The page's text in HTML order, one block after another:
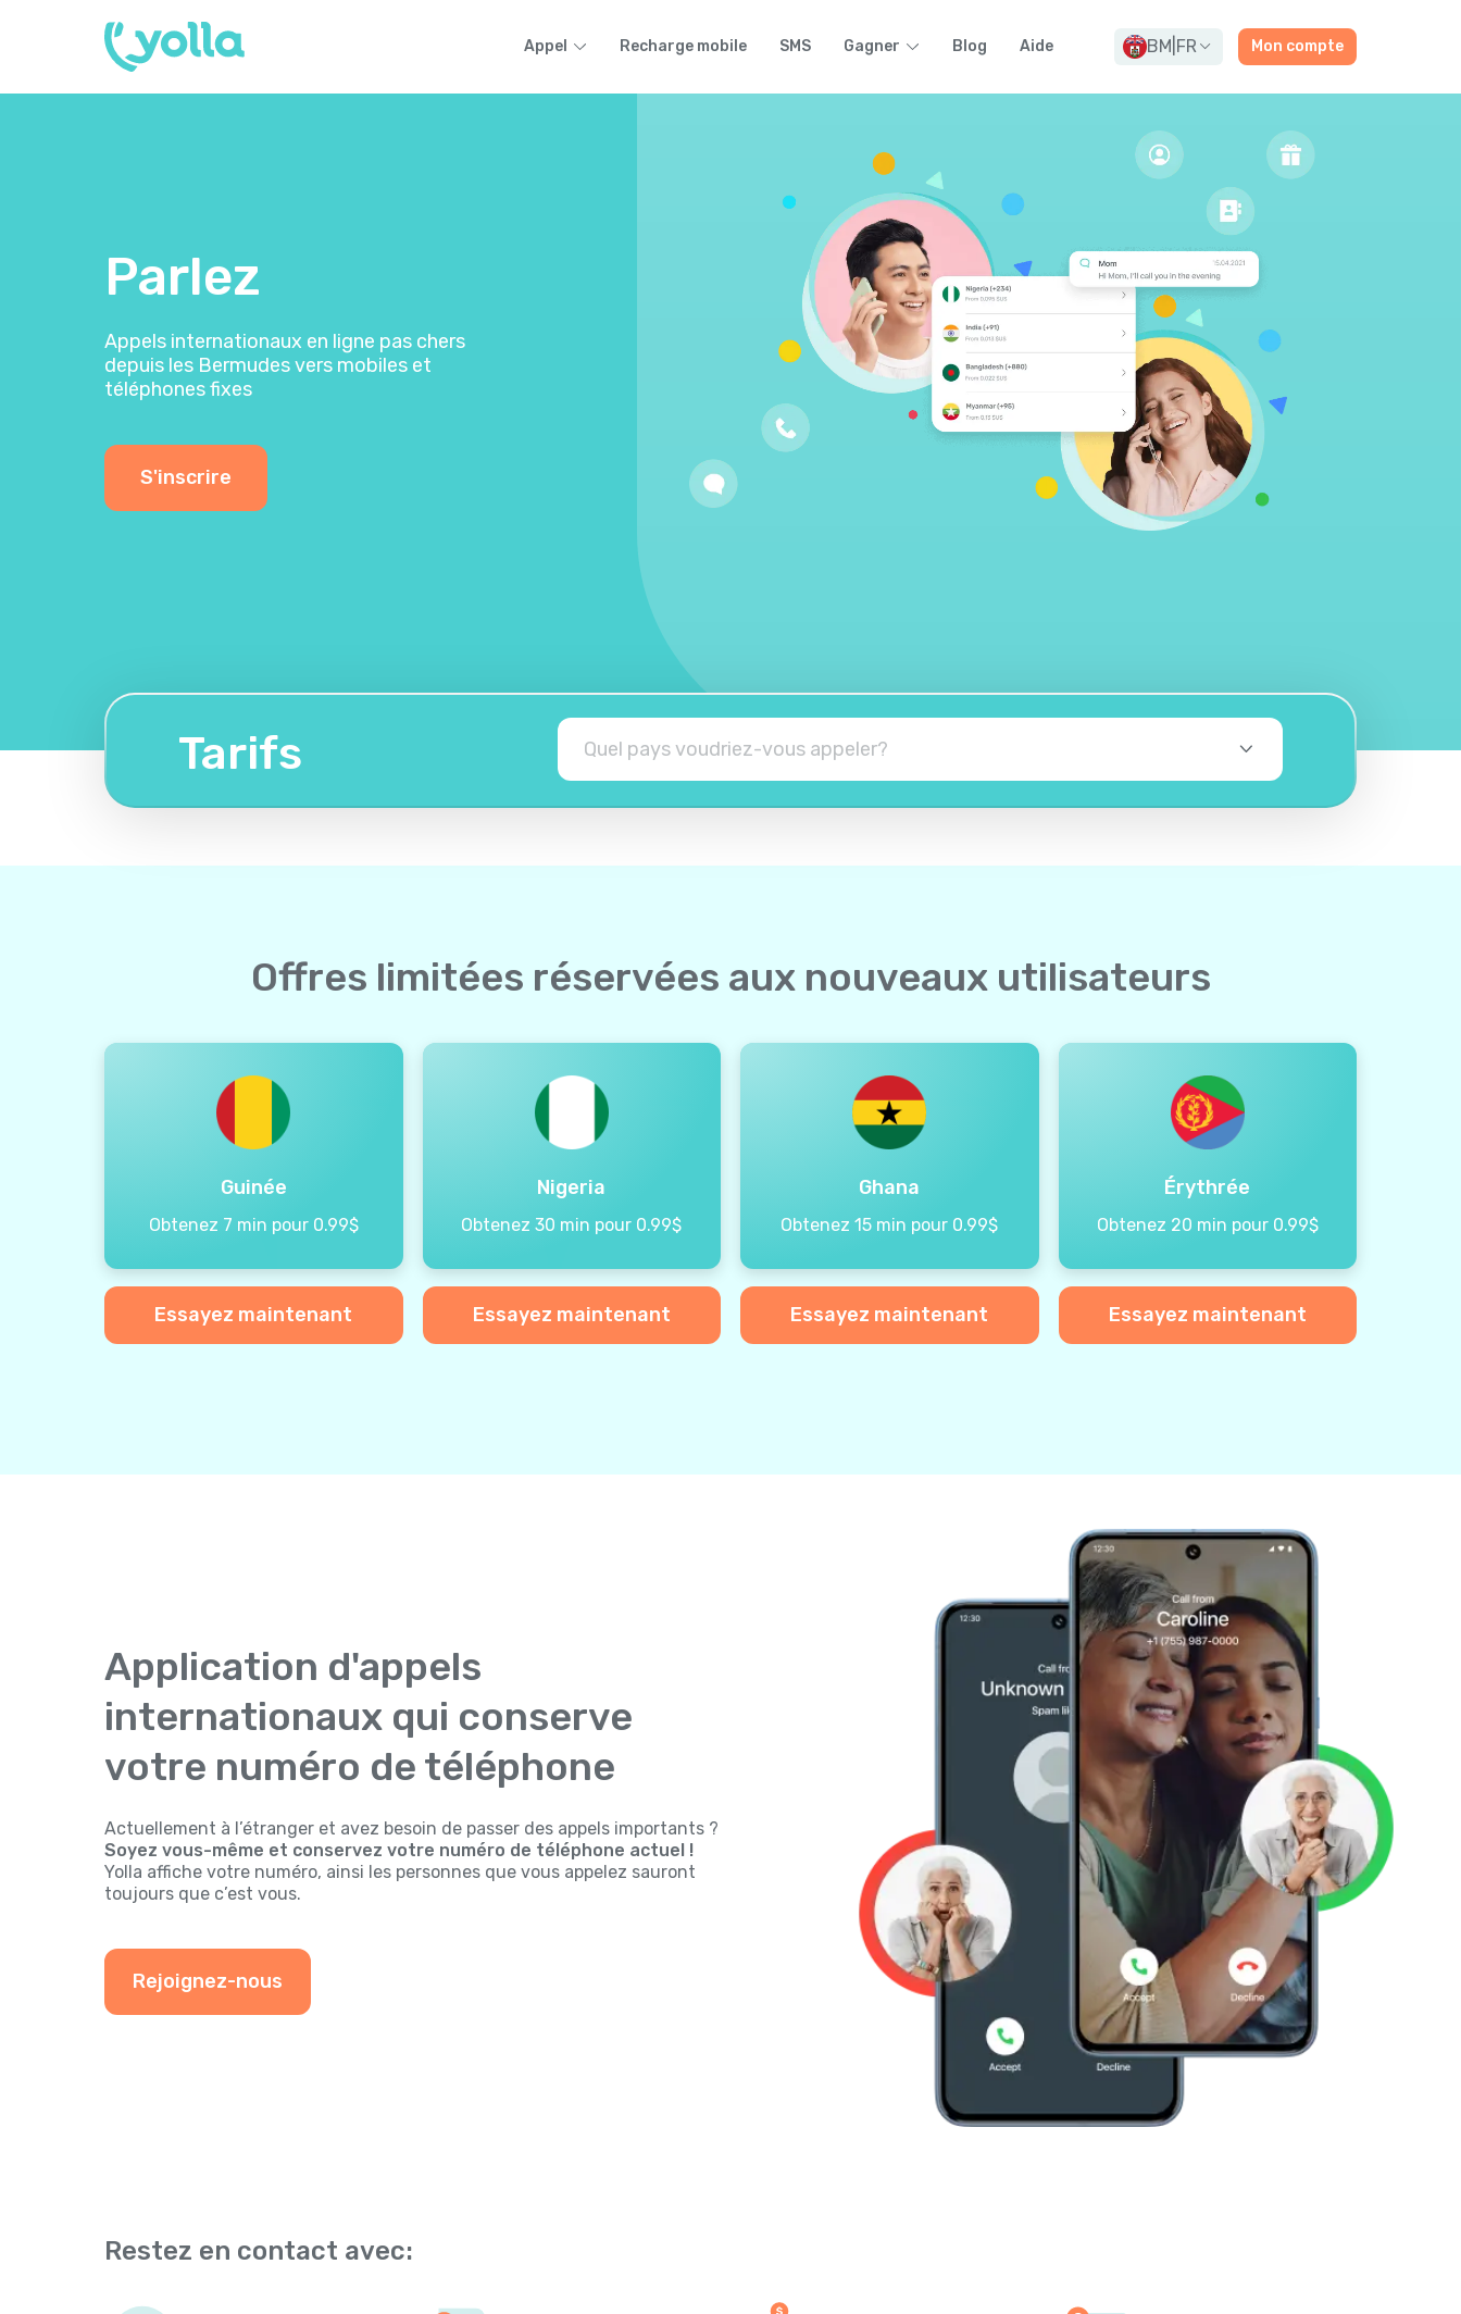
Appel Recharge mobile SMS Gagner Blog Aide BM FR Mon compte
Parlez
Appels internationaux en ligne pas chers
depuis les Bermudes vers mobiles et
téléphones fixes
S'inscrire
Tarifs
Offres limitées réservées aux nouveaux utilisateurs
Guinée
Obtenez 7 min pour 0.99$
Essayez maintenant
Nigeria
Obtenez 30 min pour 0.99$
Essayez maintenant
Ghana
Obtenez 15 min pour 0.99$
Essayez maintenant
Érythrée
Obtenez 20 min pour 0.99$
Essayez maintenant
Application d'appels
internationaux qui conserve
votre numéro de téléphone
Actuellement à l’étranger et avez besoin de passer des appels importants ?
Soyez vous-même et conservez votre numéro de téléphone actuel !
Yolla affiche votre numéro, ainsi les personnes que vous appelez sauront
toujours que c’est vous.
Rejoignez-nous
Restez en contact avec: